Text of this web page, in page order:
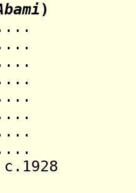
)
....
....
....
....
....
....
....
....
- c.1928